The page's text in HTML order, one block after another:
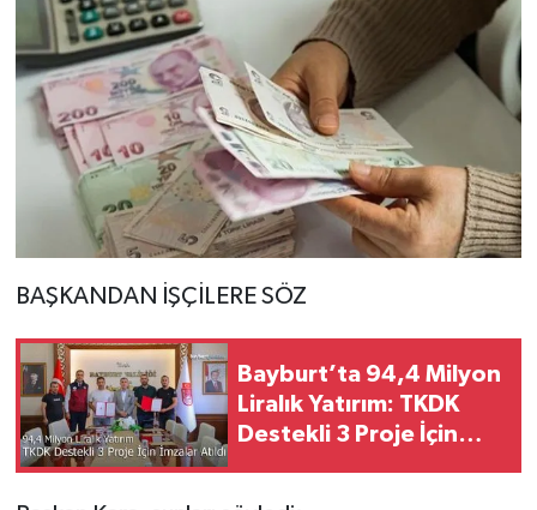
BAŞKANDAN İŞÇİLERE SÖZ
Bayburt’ta 94,4 Milyon
Liralık Yatırım: TKDK
Destekli 3 Proje İçin